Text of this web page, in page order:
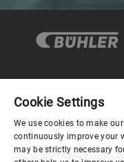
企业与合规
关于布勒
Cookie Settings
We use cookies to make
continuously improve your
may be strictly necessary